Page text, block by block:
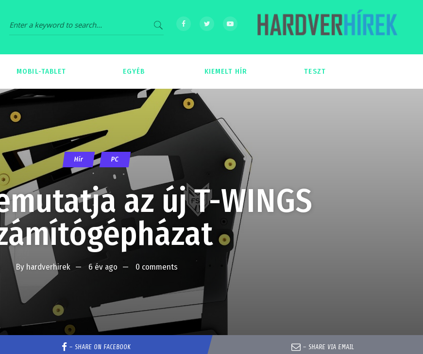
MOBIL-TABLET EGYÉB KIEMELT HÍR TESZT
Hír PC
az új T-WINGS
By hardverhirek 6 év ago 0 comments
– SHARE ON FACEBOOK – SHARE VIA EMAIL